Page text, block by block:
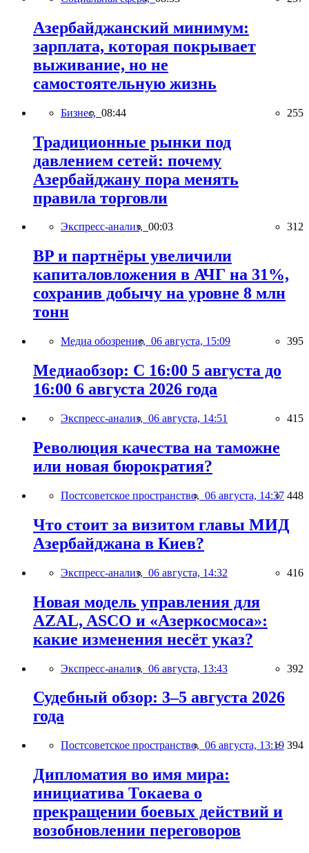
Азербайджанский минимум:
зарплата, которая покрывает
выживание, но не
самостоятельную жизнь
Бизнес, 08:44 255
Традиционные рынки под
давлением сетей: почему
Азербайджану пора менять
правила торговли
Экспресс-анализ, 00:03 312
BP и партнёры увеличили
капиталовложения в АЧГ на 31%,
сохранив добычу на уровне 8 млн
тонн
Медиа обозрение, 06 августа, 15:09 395
Медиаобзор: С 16:00 5 августа до
16:00 6 августа 2026 года
Экспресс-анализ, 06 августа, 14:51 415
Революция качества на таможне
или новая бюрократия?
Постсоветское пространство, 06 августа, 14:37 448
Что стоит за визитом главы МИД
Азербайджана в Киев?
Экспресс-анализ, 06 августа, 14:32 416
Новая модель управления для
AZAL, ASCO и «Азеркосмоса»:
какие изменения несёт указ?
Экспресс-анализ, 06 августа, 13:43 392
Судебный обзор: 3–5 августа 2026
года
Постсоветское пространство, 06 августа, 13:19 394
Дипломатия во имя мира:
инициатива Токаева о
прекращении боевых действий и
возобновлении переговоров